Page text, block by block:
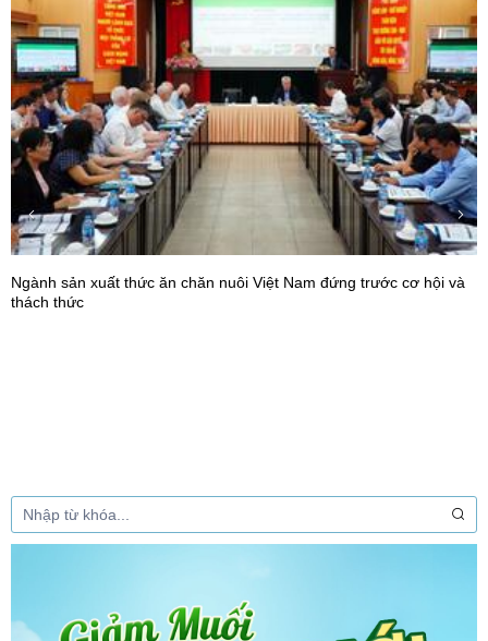
và Ứng dụng trí tuệ nhân tạo và công nghệ số trong chăn nuôi